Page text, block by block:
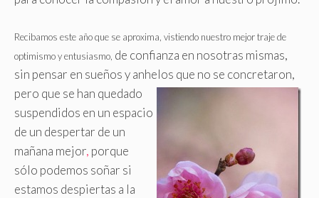
Recibamos este año que se aproxima, vistiendo nuestro mejor traje de
optimismo y entusiasmo, de confianza en nosotras mismas,
sin pensar en sueños y anhelos que no se concretaron,
pero que se han quedado
suspendidos en un espacio
de un despertar de un
mañana mejor, porque
sólo podemos soñar si
estamos despiertas a la